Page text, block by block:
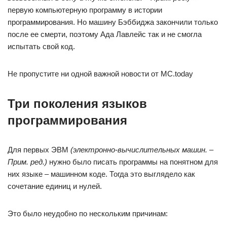
первую компьютерную программу в истории
программирования. Но машину Бэббиджа закончили только
после ее смерти, поэтому Ада Лавлейс так и не смогла
испытать свой код.
Не пропустите ни одной важной новости от MC.today
Три поколения языков
программирования
Для первых ЭВМ (электронно-вычислительных машин. –
Прим. ред.) нужно было писать программы на понятном для
них языке – машинном коде. Тогда это выглядело как
сочетание единиц и нулей.
Это было неудобно по нескольким причинам: